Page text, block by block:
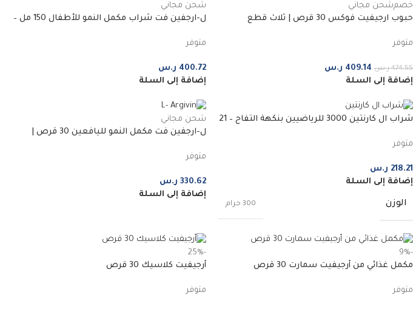
خصمشحن مجاني
حبوب ارجيفيت فوكس 30 قرص | ثلاث قطع
متوفر
474.55 ر.س 409.14 ر.س
إضافة إلى السلة
شحن مجاني
ل-ارجفين فت شراب مكمل النمو للأطفال 150 مل –
متوفر
400.72 ر.س
إضافة إلى السلة
شراب ال كارنتين 3000 للرياضيين بنكهة التفاح – 21
متوفر
218.21 ر.س
إضافة إلى السلة
الوزن 300 جرام
شحن مجاني
ل-ارجفين فت مكمل النمو لليافعين 30 قرص |
متوفر
330.62 ر.س
إضافة إلى السلة
-9%
مكمل غذائي من أرجيفيت سمارت 30 قرص
متوفر
-25%
أرجيفيت كلاسيك 30 قرص
متوفر